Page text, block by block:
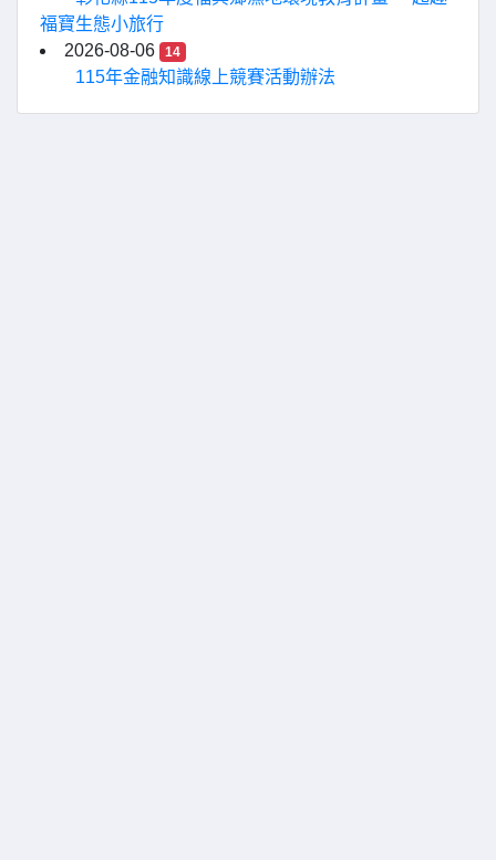
福寶生態小旅行
2026-08-06
14
115年金融知識線上競賽活動辦法